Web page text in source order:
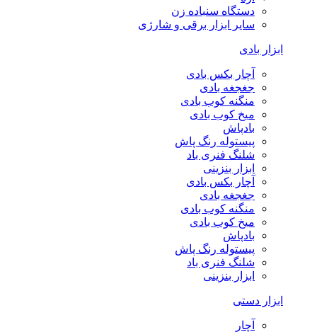
دستگاه سنباده زن
سایر ابزار برقی و شارژی
ابزار بادی
آچار بکس بادی
جغجغه بادی
منگنه کوب بادی
میخ کوب بادی
بادپاش
پیستوله رنگ پاش
شلنگ فنری باد
ابزار بنزینی
آچار بکس بادی
جغجغه بادی
منگنه کوب بادی
میخ کوب بادی
بادپاش
پیستوله رنگ پاش
شلنگ فنری باد
ابزار بنزینی
ابزار دستی
آچار